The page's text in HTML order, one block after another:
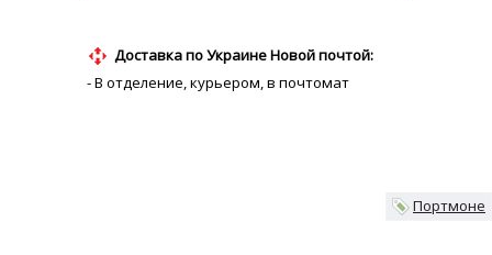
Доставка по Украине Новой почтой:
- В отделение, курьером, в почтомат
Портмоне